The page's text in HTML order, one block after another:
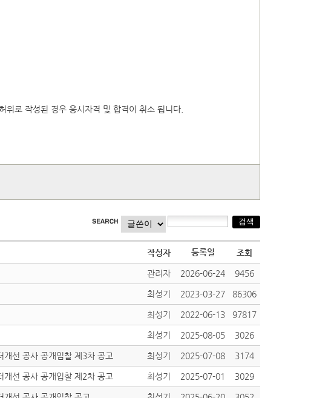
로 작성된 경우 응시자격 및 합격이 취소 됩니다.
작성자 등록일 조회
관리자 2026-06-24 9456
최성기 2023-03-27 86306
최성기 2022-06-13 97817
최성기 2025-08-05 3026
(招標文)2025년도 까오숑한국국제학교 실외놀이터개선 공사 공개입찰 제3차 공고 최성기 2025-07-08 3174
(招標文)2025년도 까오숑한국국제학교 실외놀이터개선 공사 공개입찰 제2차 공고 최성기 2025-07-01 3029